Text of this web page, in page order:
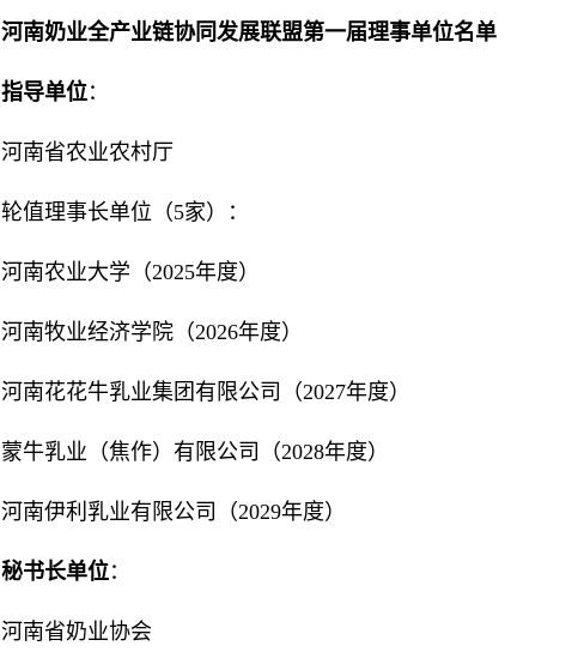
河南奶业全产业链协同发展联盟第一届理事单位名单
指导单位：
河南省农业农村厅
轮值理事长单位（5家）：
河南农业大学（2025年度）
河南牧业经济学院（2026年度）
河南花花牛乳业集团有限公司（2027年度）
蒙牛乳业（焦作）有限公司（2028年度）
河南伊利乳业有限公司（2029年度）
秘书长单位：
河南省奶业协会